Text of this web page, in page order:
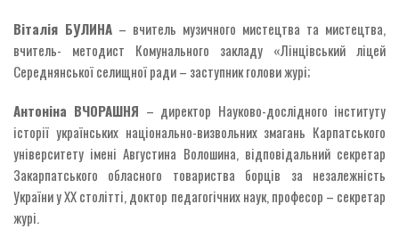
Віталія БУЛИНА – вчитель музичного мистецтва та мистецтва,
вчитель- методист Комунального закладу «Лінцівський ліцей
Середнянської селищної ради – заступник голови журі;
Антоніна ВЧОРАШНЯ – директор Науково-дослідного інституту
історії українських національно-визвольних змагань Карпатського
університету імені Августина Волошина, відповідальний секретар
Закарпатського обласного товариства борців за незалежність
України у XX столітті, доктор педагогічних наук, професор – секретар
журі.